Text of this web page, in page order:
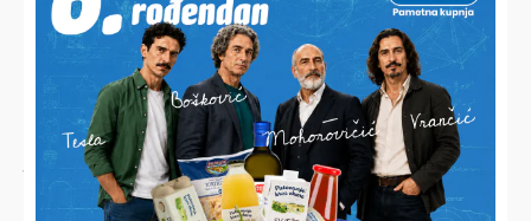
JESTE LI ZNALI?
Ana desetljećima priprema najbolju zimnicu, a sada je
otkrila svoj jednostavni recept i iznenadila brojne domaćice